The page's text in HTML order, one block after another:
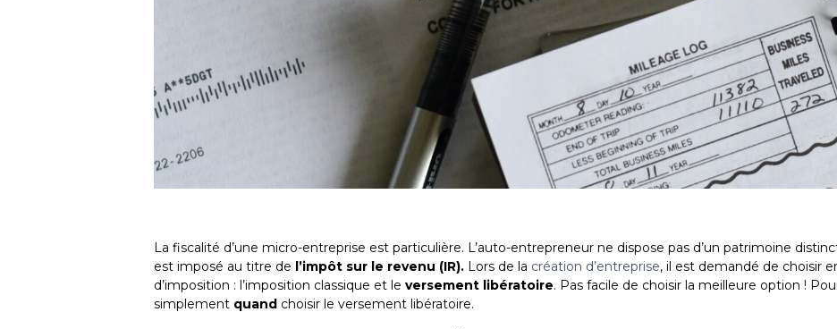
La fiscalité d’une micro-entreprise est particulière. L’auto-entrepreneur ne dispose pas d’un patrimoine
est imposé au titre de l’impôt sur le revenu (IR). Lors de la création d’entreprise, il est demandé de choisir
d’imposition : l’imposition classique et le versement libératoire. Pas facile de choisir la meilleure option !
simplement quand choisir le versement libératoire.